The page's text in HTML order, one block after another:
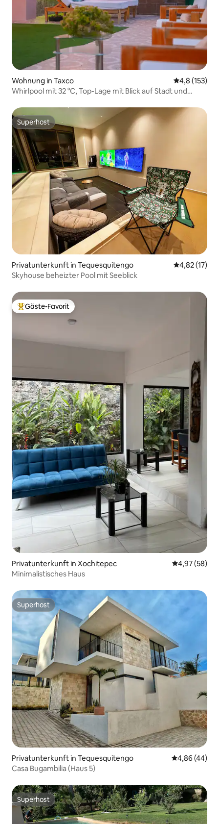
Wohnung in Taxco
4,8 (153)
Whirlpool mit 32 °C, Top-Lage mit Blick auf Stadt und
Superhost
Superhost
Privatunterkunft in Tequesquitengo
4,82 (17)
Skyhouse beheizter Pool mit Seeblick
Beliebter Gäste-Favorit.
Gäste-Favorit
Privatunterkunft in Xochitepec
4,97 (58)
Minimalistisches Haus
Superhost
Superhost
Privatunterkunft in Tequesquitengo
4,86 (44)
Casa Bugambilia (Haus 5)
Superhost
Superhost